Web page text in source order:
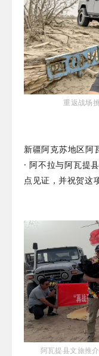
重返战场
新疆阿克苏地区阿
· 阿不拉与阿瓦提
点见证，并祝贺这
阿瓦提县文旅推